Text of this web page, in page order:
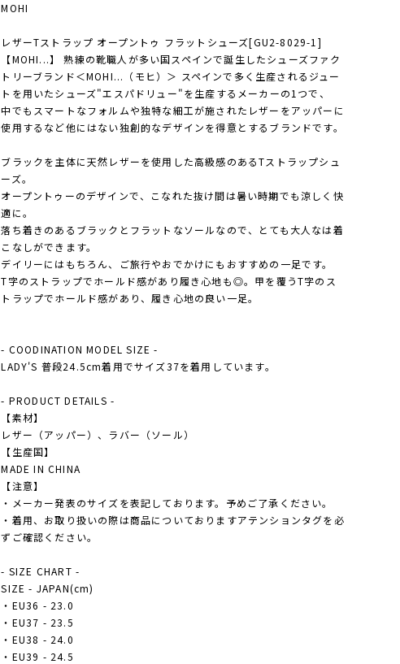
MOHI
レザーTストラップ オープントゥ フラットシューズ[GU2-8029-1]
【MOHI...】 熟練の靴職人が多い国スペインで誕生したシューズファク
トリーブランド＜MOHI...（モヒ）＞ スペインで多く生産されるジュー
トを用いたシューズ"エスパドリュー"を生産するメーカーの1つで、
中でもスマートなフォルムや独特な細工が施されたレザーをアッパーに
使用するなど他にはない独創的なデザインを得意とするブランドです。
ブラックを主体に天然レザーを使用した高級感のあるTストラップシュ
ーズ。
オープントゥーのデザインで、こなれた抜け間は暑い時期でも涼しく快
適に。
落ち着きのあるブラックとフラットなソールなので、とても大人なは着
こなしができます。
デイリーにはもちろん、ご旅行やおでかけにもおすすめの一足です。
T字のストラップでホールド感があり履き心地も◎。甲を覆うT字のス
トラップでホールド感があり、履き心地の良い一足。
- COODINATION MODEL SIZE -
LADY'S 普段24.5cm着用でサイズ37を着用しています。
- PRODUCT DETAILS -
【素材】
レザー（アッパー）、ラバー（ソール）
【生産国】
MADE IN CHINA
【注意】
・メーカー発表のサイズを表記しております。予めご了承ください。
・着用、お取り扱いの際は商品についておりますアテンションタグを必
ずご確認ください。
- SIZE CHART -
SIZE - JAPAN(cm)
・EU36 - 23.0
・EU37 - 23.5
・EU38 - 24.0
・EU39 - 24.5